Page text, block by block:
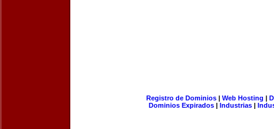
Registro de Dominios| Web Hosting |
Dominios Expirados | Industrias |